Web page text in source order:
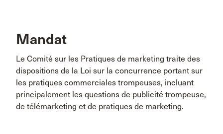
Mandat
Le Comité sur les Pratiques de marketing traite des
dispositions de la Loi sur la concurrence portant sur
les pratiques commerciales trompeuses, incluant
principalement les questions de publicité trompeuse,
de télémarketing et de pratiques de marketing.